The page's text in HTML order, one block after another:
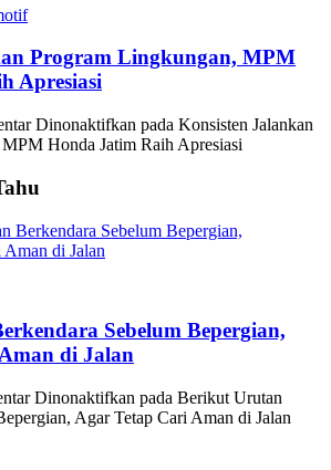
Program Lingkungan, MPM
Apresiasi
Dinonaktifkan pada Konsisten Jalankan
Honda Jatim Raih Apresiasi
Sebelum Bepergian,
di Jalan
Dinonaktifkan pada Berikut Urutan
Agar Tetap Cari Aman di Jalan